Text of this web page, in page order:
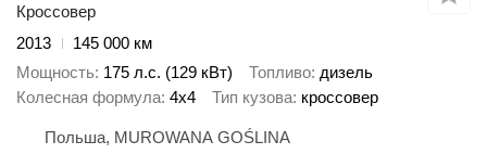
Кроссовер
2013
145 000 км
Мощность 175 л.с. (129 кВт) Топливо дизель
Колесная формула 4x4 Тип кузова кроссовер
Польша, MUROWANA GOŚLINA